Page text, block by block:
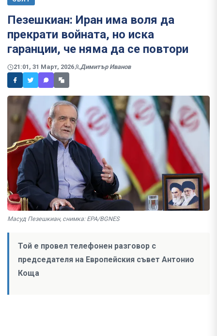
Пезешкиан: Иран има воля да
прекрати войната, но иска
гаранции, че няма да се повтори
21:01, 31 Март, 2026 Димитър Иванов
Масуд Пезешкиан, снимка: EPA/BGNES
Той е провел телефонен разговор с
председателя на Европейския съвет Антонио
Коща